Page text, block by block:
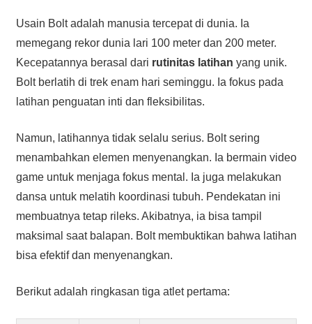
Usain Bolt adalah manusia tercepat di dunia. Ia
memegang rekor dunia lari 100 meter dan 200 meter.
Kecepatannya berasal dari rutinitas latihan yang unik.
Bolt berlatih di trek enam hari seminggu. Ia fokus pada
latihan penguatan inti dan fleksibilitas.
Namun, latihannya tidak selalu serius. Bolt sering
menambahkan elemen menyenangkan. Ia bermain video
game untuk menjaga fokus mental. Ia juga melakukan
dansa untuk melatih koordinasi tubuh. Pendekatan ini
membuatnya tetap rileks. Akibatnya, ia bisa tampil
maksimal saat balapan. Bolt membuktikan bahwa latihan
bisa efektif dan menyenangkan.
Berikut adalah ringkasan tiga atlet pertama: